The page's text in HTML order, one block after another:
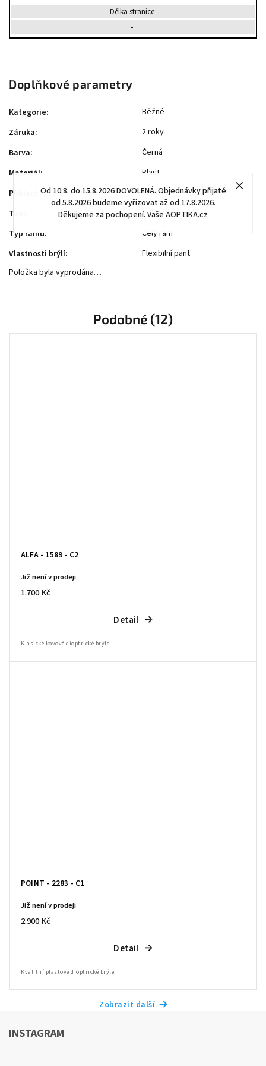
Od 10.8. do 15.8.2026 DOVOLENÁ. Objednávky přijaté
od 5.8.2026 budeme vyřizovat až od 17.8.2026.
Děkujeme za pochopení. Vaše AOPTIKA.cz
Délka stranice
-
Doplňkové parametry
Kategorie:
Běžné
Záruka:
2 roky
Barva:
Černá
Materiál:
Plast
Pohlaví
Dámské
Tvar
Butterfly
Typ rámu:
Celý rám
Vlastnosti brýlí:
Flexibilní pant
Položka byla vyprodána…
Podobné (12)
ALFA - 1589 - C2
Již není v prodeji
1.700 Kč
Detail
POINT - 2283 - C1
Již není v prodeji
2.900 Kč
Detail
Zobrazit další
INSTAGRAM